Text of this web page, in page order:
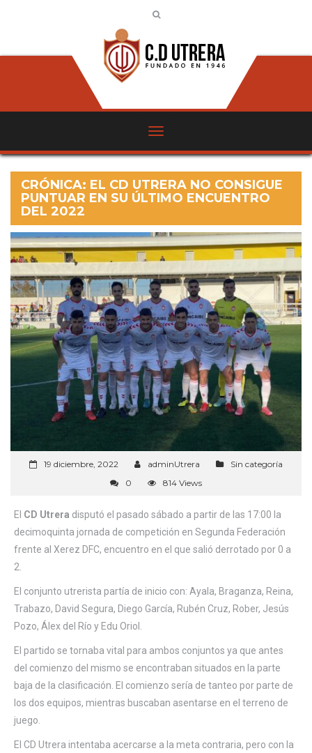
CRÓNICA: EL CD UTRERA NO CONSIGUE
PUNTUAR EN SU ÚLTIMO ENCUENTRO
DEL 2022
19 diciembre, 2022 adminUtrera
Sin categoría
0
814 Views
El CD Utrera disputó el pasado sábado a partir de las 17:00 la
decimoquinta jornada de competición en Segunda Federación
frente al Xerez DFC, encuentro en el que salió derrotado por 0 a
2.
El conjunto utrerista partía de inicio con: Ayala, Braganza, Reina,
Trabazo, David Segura, Diego García, Rubén Cruz, Rober, Jesús
Pozo, Álex del Río y Edu Oriol.
El partido se tornaba vital para ambos conjuntos ya que antes
del comienzo del mismo se encontraban situados en la parte
baja de la clasificación. El comienzo sería de tanteo por parte de
los dos equipos, mientras buscaban asentarse en el terreno de
juego.
El CD Utrera intentaba acercarse a la meta contraria, pero con la